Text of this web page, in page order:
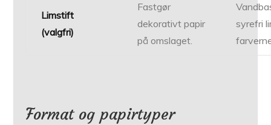
Limstift
(valgfri)
Fastgør
dekorativt papir
på omslaget.
syrefri
Format og papirtyper